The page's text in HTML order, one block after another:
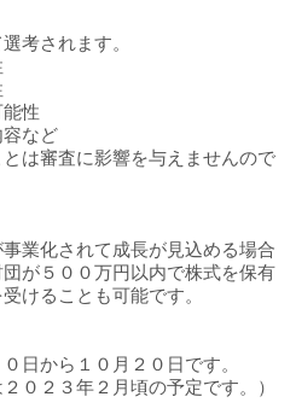
考されます。
能性
容など
は審査に影響を与えませんので
業化されて成長が見込める場合
が５００万円以内で株式を保有
けることも可能です。
日から１０月２０日です。
０２３年２月頃の予定です。）